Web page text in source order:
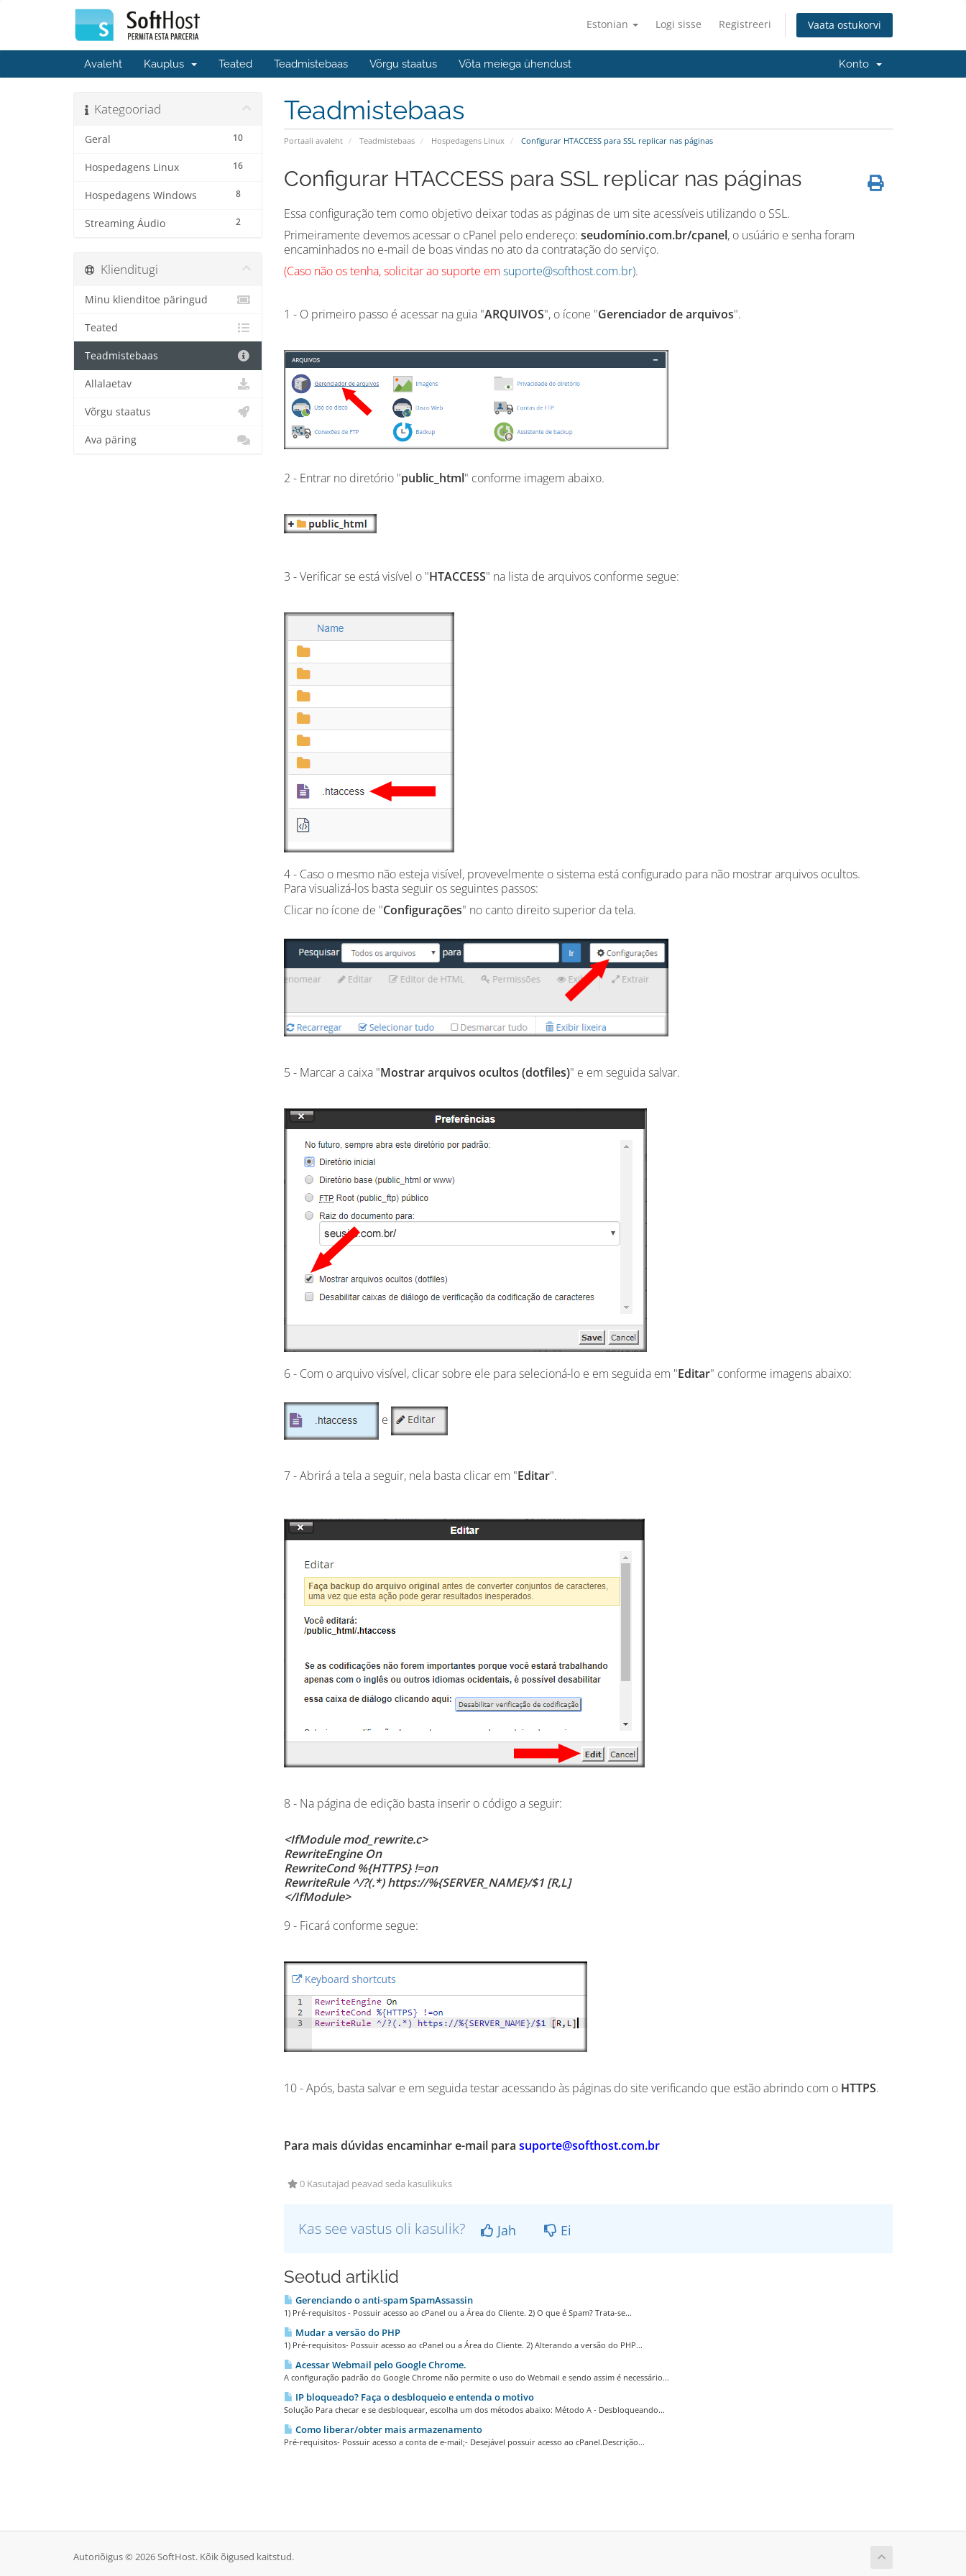
Estonian Logi sisse Registreeri Vaata ostukorvi
Avaleht Kauplus Teated Teadmistebaas Võrgu staatus Võta meiega ühendust Konto
Teadmistebaas
Portaali avaleht Teadmistebaas Hospedagens Linux Configurar HTACCESS para SSL replicar nas páginas
Kategooriad
10
Geral
16
Hospedagens Linux
8
Hospedagens Windows
2
Streaming Áudio
Configurar HTACCESS para SSL replicar nas páginas
Essa configuração tem como objetivo deixar todas as páginas de um site acessíveis utilizando o SSL.
Primeiramente devemos acessar o cPanel pelo endereço: seudomínio.com.br/cpanel, o usúário e senha foram
encaminhados no e-mail de boas vindas no ato da contratação do serviço.
(Caso não os tenha, solicitar ao suporte em suporte@softhost.com.br).
1 - O primeiro passo é acessar na guia "ARQUIVOS", o ícone "Gerenciador de arquivos".
2 - Entrar no diretório "public_html" conforme imagem abaixo.
3 - Verificar se está visível o "HTACCESS" na lista de arquivos conforme segue:
4 - Caso o mesmo não esteja visível, provevelmente o sistema está configurado para não mostrar arquivos ocultos.
Para visualizá-los basta seguir os seguintes passos:
Clicar no ícone de "Configurações" no canto direito superior da tela.
5 - Marcar a caixa "Mostrar arquivos ocultos (dotfiles)" e em seguida salvar.
6 - Com o arquivo visível, clicar sobre ele para selecioná-lo e em seguida em "Editar" conforme imagens abaixo:
e
7 - Abrirá a tela a seguir, nela basta clicar em "Editar".
8 - Na página de edição basta inserir o código a seguir:
<IfModule mod_rewrite.c>
RewriteEngine On
RewriteCond %{HTTPS} !=on
RewriteRule ^/?(.*) https://%{SERVER_NAME}/$1 [R,L]
</IfModule>
9 - Ficará conforme segue:
10 - Após, basta salvar e em seguida testar acessando às páginas do site verificando que estão abrindo com o HTTPS.
Para mais dúvidas encaminhar e-mail para suporte@softhost.com.br
0 Kasutajad peavad seda kasulikuks
Kas see vastus oli kasulik? Jah Ei
Seotud artiklid
Gerenciando o anti-spam SpamAssassin
1) Pré-requisitos - Possuir acesso ao cPanel ou a Área do Cliente. 2) O que é Spam? Trata-se...
Mudar a versão do PHP
1) Pré-requisitos- Possuir acesso ao cPanel ou a Área do Cliente. 2) Alterando a versão do PHP...
Acessar Webmail pelo Google Chrome.
A configuração padrão do Google Chrome não permite o uso do Webmail e sendo assim é necessário...
IP bloqueado? Faça o desbloqueio e entenda o motivo
Solução Para checar e se desbloquear, escolha um dos métodos abaixo: Método A - Desbloqueando...
Como liberar/obter mais armazenamento
Pré-requisitos- Possuir acesso a conta de e-mail;- Desejável possuir acesso ao cPanel.Descrição...
Klienditugi
Minu klienditoe päringud
Teated
Teadmistebaas
Allalaetav
Võrgu staatus
Ava päring
Autoriõigus © 2026 SoftHost. Kõik õigused kaitstud.